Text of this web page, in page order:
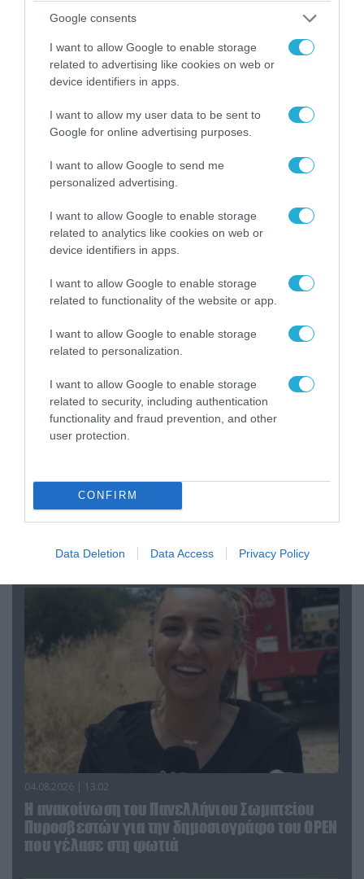
Google consents
I want to allow Google to enable storage
related to advertising like cookies on web or
device identifiers in apps.
I want to allow my user data to be sent to
Google for online advertising purposes.
I want to allow Google to send me
personalized advertising.
I want to allow Google to enable storage
related to analytics like cookies on web or
device identifiers in apps.
I want to allow Google to enable storage
related to functionality of the website or app.
I want to allow Google to enable storage
related to personalization.
I want to allow Google to enable storage
related to security, including authentication
functionality and fraud prevention, and other
user protection.
CONFIRM
Data Deletion Data Access Privacy Policy
06.08.2026 | 09:03
«Οι εντελώς αθώοι»: Η ανάρτηση του Αρκά για
τα ζώα που χάθηκαν στις πυρκαγιές της
Αττικής (φωτο)
04.08.2026 | 15:02
υπουργό Ι.Βαρβιτσιώτη (φωτο)
04.08.2026 | 13:02
Η ανακοίνωση του Πανελλήνιου Σωματείου
Πυροσβεστών για την δημοσιογράφο του OPEN
που γέλασε στη φωτιά